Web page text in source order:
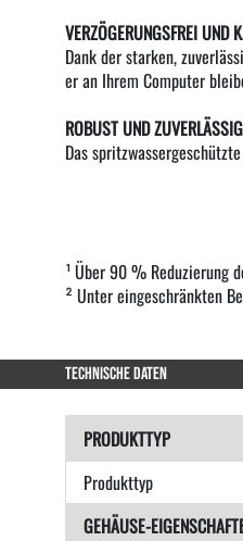
VERZÖGERUNGSFREI UND
Dank der starken,
er an Ihrem Computer
ROBUST UND ZUVERLÄSSIG
Das
¹ Über 90 % Reduzierung
² Unter eingeschränkten
TECHNISCHE DATEN
PRODUKTTYP
Produkttyp
GEHÄUSE-